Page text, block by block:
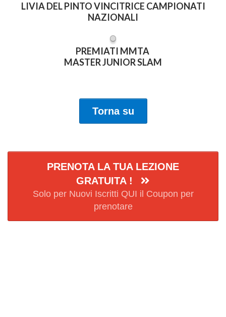
LIVIA DEL PINTO VINCITRICE CAMPIONATI
NAZIONALI
PREMIATI MMTA
MASTER JUNIOR SLAM
Torna su
PRENOTA LA TUA LEZIONE
GRATUITA !
Solo per Nuovi Iscritti QUI il Coupon per
prenotare